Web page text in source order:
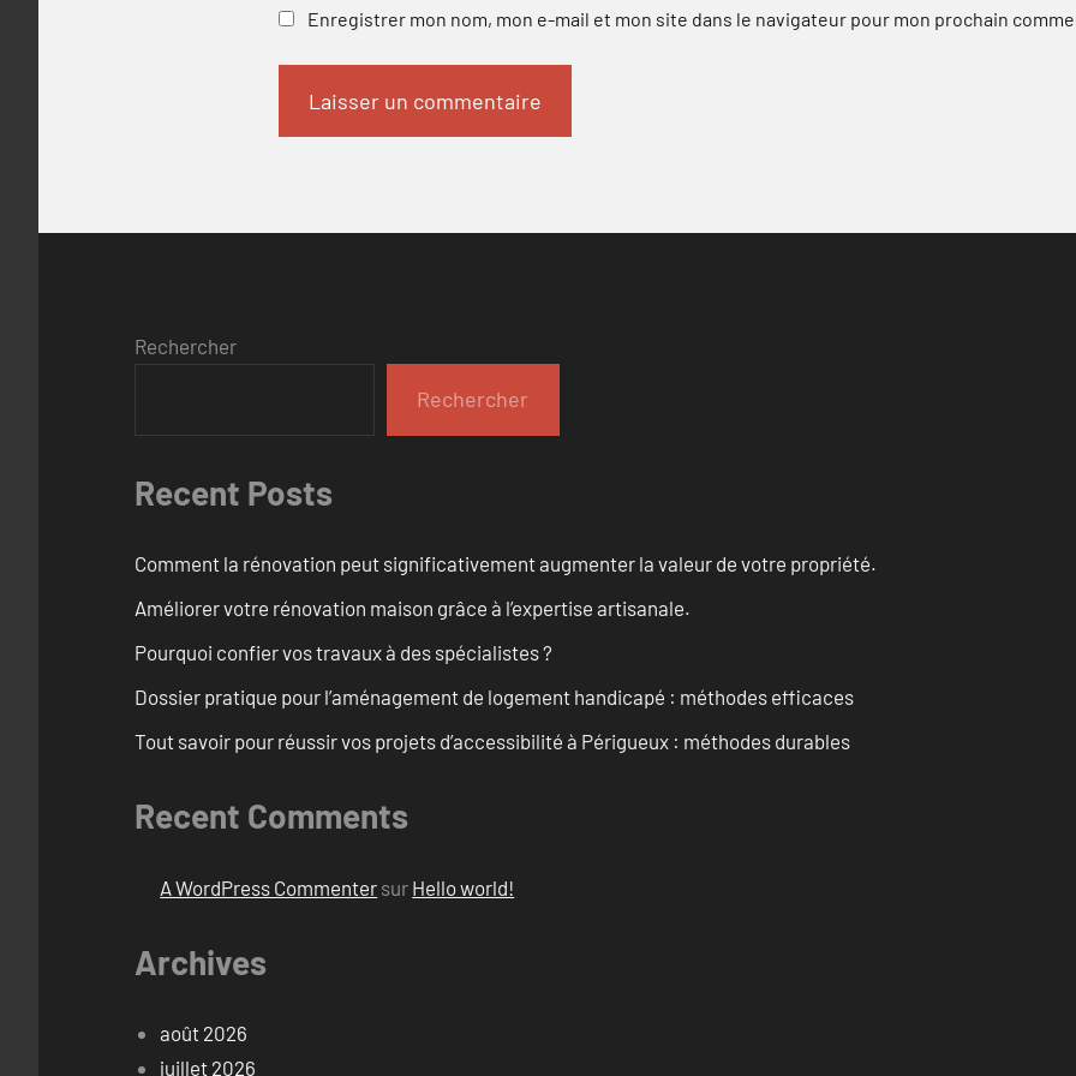
Enregistrer mon nom, mon e-mail et mon site dans le navigateur pour mon prochain
Rechercher
Rechercher
Recent Posts
Comment la rénovation peut significativement augmenter la valeur de votre propriété.
Améliorer votre rénovation maison grâce à l’expertise artisanale.
Pourquoi confier vos travaux à des spécialistes ?
Dossier pratique pour l’aménagement de logement handicapé : méthodes efficaces
Tout savoir pour réussir vos projets d’accessibilité à Périgueux : méthodes durables
Recent Comments
A WordPress Commenter sur Hello world!
Archives
août 2026
juillet 2026